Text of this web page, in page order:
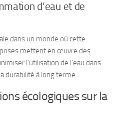
d’eau et de
dans un monde où cette
mettent en œuvre des
l’utilisation de l’eau dans
durabilité à long terme.
écologiques sur la